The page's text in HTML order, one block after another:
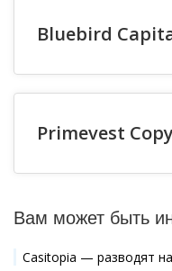
Bluebird
Primevest
Вам может быть
Casitopia — разводят